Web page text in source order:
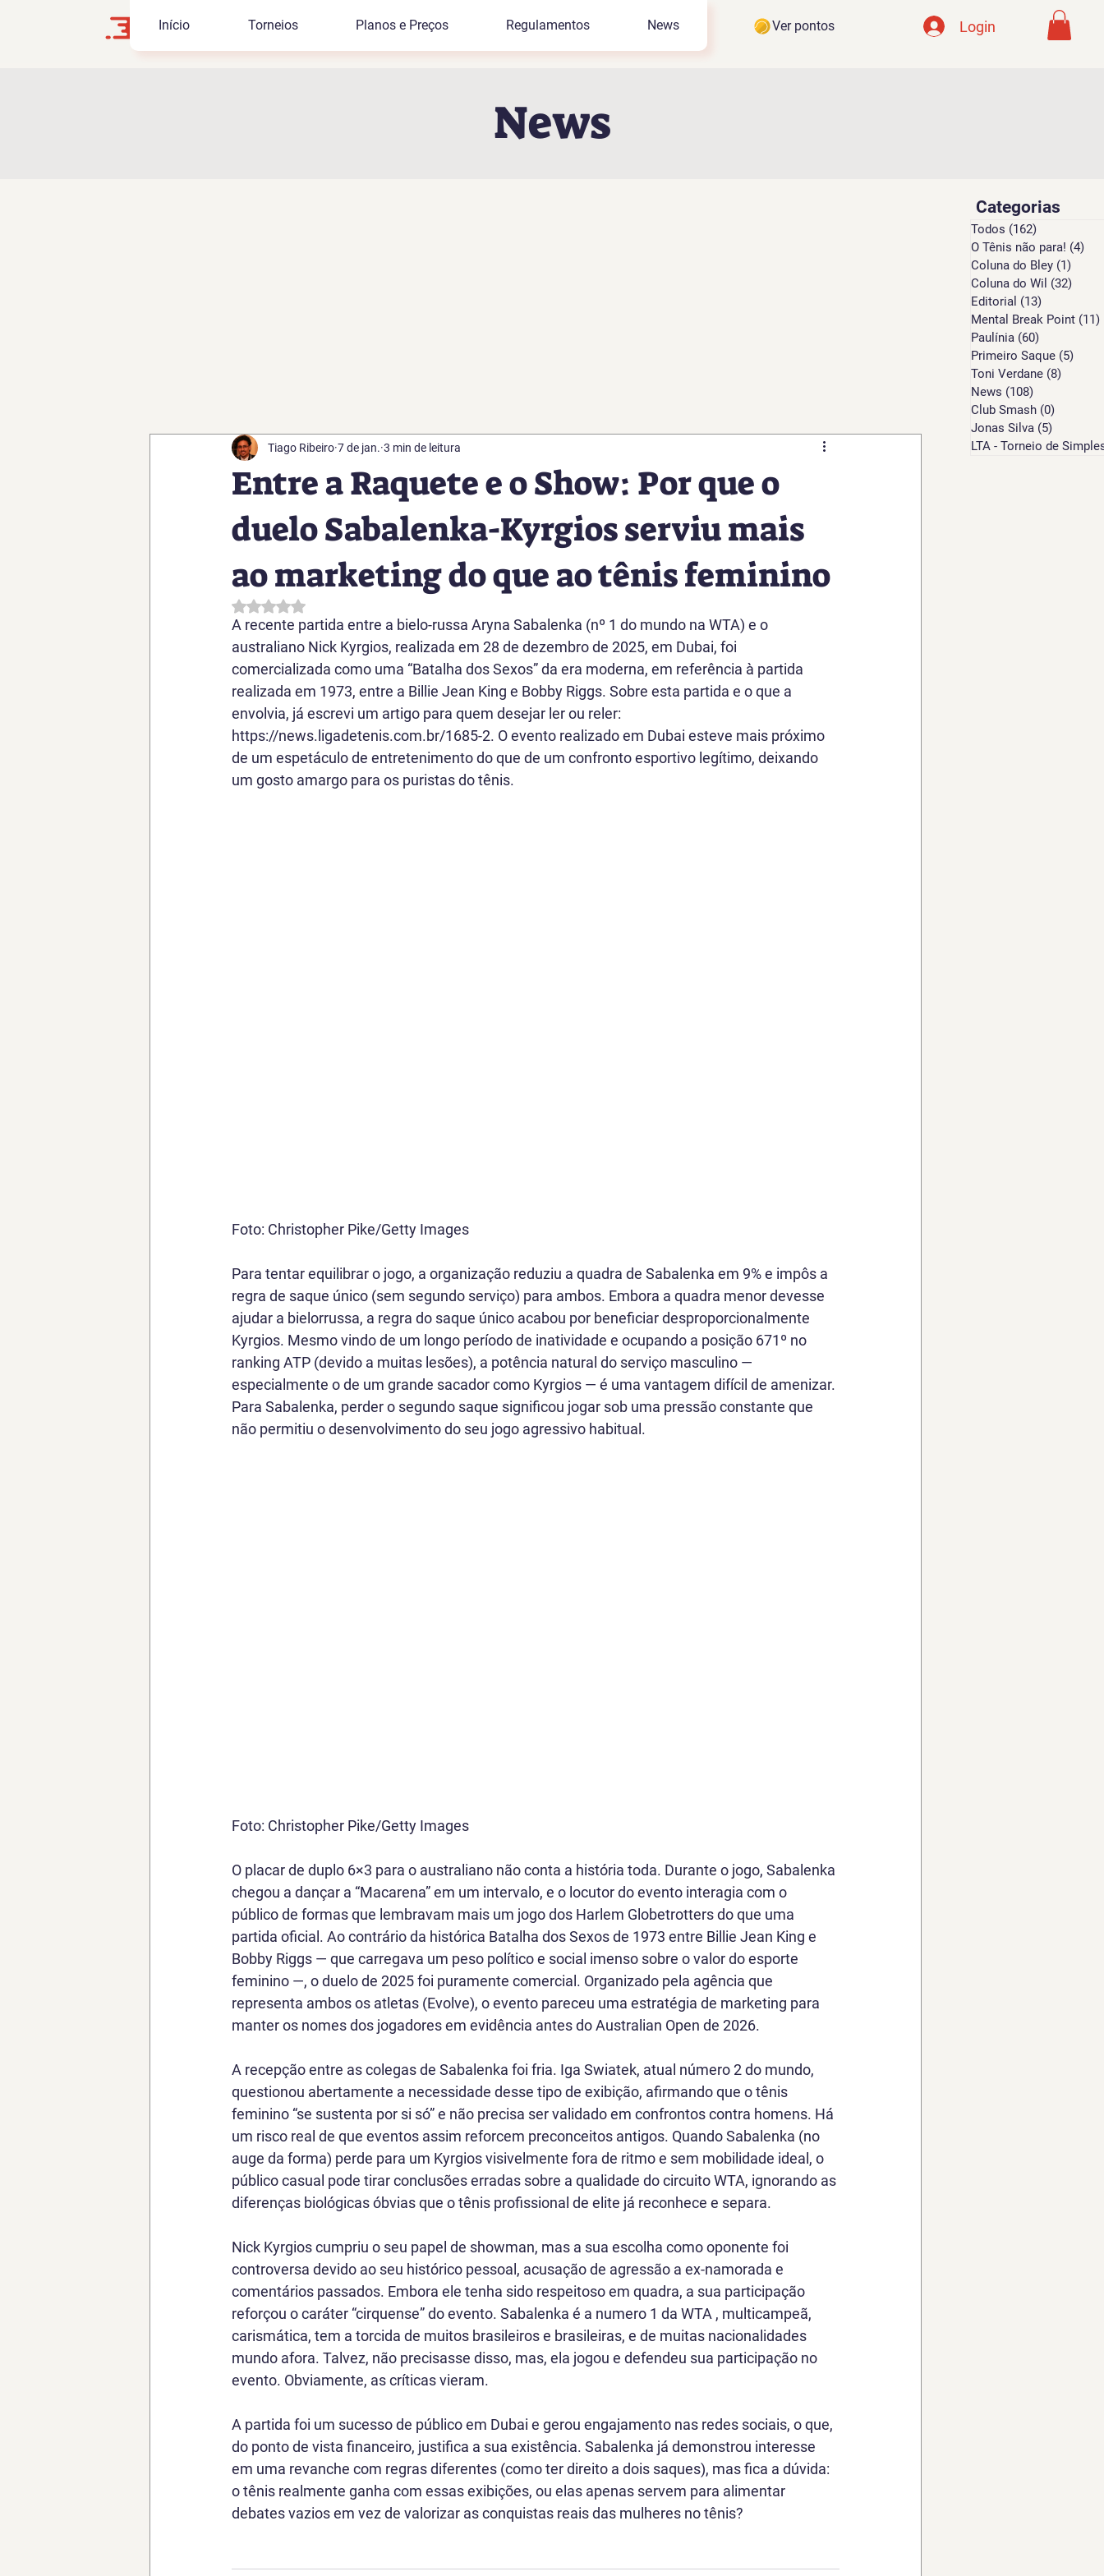
Início Torneios Planos e Preços Regulamentos News Ver pontos Login
News
Entre a Raquete e o Show: Por que o
duelo Sabalenka-Kyrgios serviu mais
ao marketing do que ao tênis feminino
Tiago Ribeiro 7 de jan. 3 min de leitura
Avaliado com NaN de 5 estrelas.
A recente partida entre a bielo-russa Aryna Sabalenka (nº 1 do mundo na WTA) e o
australiano Nick Kyrgios, realizada em 28 de dezembro de 2025, em Dubai, foi
comercializada como uma “Batalha dos Sexos” da era moderna, em referência à partida
realizada em 1973, entre a Billie Jean King e Bobby Riggs. Sobre esta partida e o que a
envolvia, já escrevi um artigo para quem desejar ler ou reler:
https://news.ligadetenis.com.br/1685-2. O evento realizado em Dubai esteve mais próximo
de um espetáculo de entretenimento do que de um confronto esportivo legítimo, deixando
um gosto amargo para os puristas do tênis.
Foto: Christopher Pike/Getty Images
Para tentar equilibrar o jogo, a organização reduziu a quadra de Sabalenka em 9% e impôs a
regra de saque único (sem segundo serviço) para ambos. Embora a quadra menor devesse
ajudar a bielorrussa, a regra do saque único acabou por beneficiar desproporcionalmente
Kyrgios. Mesmo vindo de um longo período de inatividade e ocupando a posição 671º no
ranking ATP (devido a muitas lesões), a potência natural do serviço masculino —
especialmente o de um grande sacador como Kyrgios — é uma vantagem difícil de amenizar.
Para Sabalenka, perder o segundo saque significou jogar sob uma pressão constante que
não permitiu o desenvolvimento do seu jogo agressivo habitual.
Foto: Christopher Pike/Getty Images
O placar de duplo 6×3 para o australiano não conta a história toda. Durante o jogo, Sabalenka
chegou a dançar a “Macarena” em um intervalo, e o locutor do evento interagia com o
público de formas que lembravam mais um jogo dos Harlem Globetrotters do que uma
partida oficial. Ao contrário da histórica Batalha dos Sexos de 1973 entre Billie Jean King e
Bobby Riggs — que carregava um peso político e social imenso sobre o valor do esporte
feminino —, o duelo de 2025 foi puramente comercial. Organizado pela agência que
representa ambos os atletas (Evolve), o evento pareceu uma estratégia de marketing para
manter os nomes dos jogadores em evidência antes do Australian Open de 2026.
A recepção entre as colegas de Sabalenka foi fria. Iga Swiatek, atual número 2 do mundo,
questionou abertamente a necessidade desse tipo de exibição, afirmando que o tênis
feminino “se sustenta por si só” e não precisa ser validado em confrontos contra homens. Há
um risco real de que eventos assim reforcem preconceitos antigos. Quando Sabalenka (no
auge da forma) perde para um Kyrgios visivelmente fora de ritmo e sem mobilidade ideal, o
público casual pode tirar conclusões erradas sobre a qualidade do circuito WTA, ignorando as
diferenças biológicas óbvias que o tênis profissional de elite já reconhece e separa.
Nick Kyrgios cumpriu o seu papel de showman, mas a sua escolha como oponente foi
controversa devido ao seu histórico pessoal, acusação de agressão a ex-namorada e
comentários passados. Embora ele tenha sido respeitoso em quadra, a sua participação
reforçou o caráter “cirquense” do evento. Sabalenka é a numero 1 da WTA , multicampeã,
carismática, tem a torcida de muitos brasileiros e brasileiras, e de muitas nacionalidades
mundo afora. Talvez, não precisasse disso, mas, ela jogou e defendeu sua participação no
evento. Obviamente, as críticas vieram.
A partida foi um sucesso de público em Dubai e gerou engajamento nas redes sociais, o que,
do ponto de vista financeiro, justifica a sua existência. Sabalenka já demonstrou interesse
em uma revanche com regras diferentes (como ter direito a dois saques), mas fica a dúvida:
o tênis realmente ganha com essas exibições, ou elas apenas servem para alimentar
debates vazios em vez de valorizar as conquistas reais das mulheres no tênis?
Categorias
Todos (162)
O Tênis não para! (4)
Coluna do Bley (1)
Coluna do Wil (32)
Editorial (13)
Mental Break Point (11)
Paulínia (60)
Primeiro Saque (5)
Toni Verdane (8)
News (108)
Club Smash (0)
Jonas Silva (5)
LTA - Torneio de